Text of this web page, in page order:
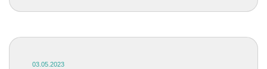
03.05.2023